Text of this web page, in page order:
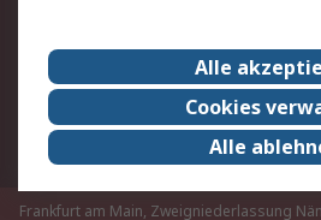
Karriere bei RS
Qualität/Umwelt/Zertifikate
Event-Center
Frankfurt am Main, Zweigniederlassung
Alle
Cookies
Alle